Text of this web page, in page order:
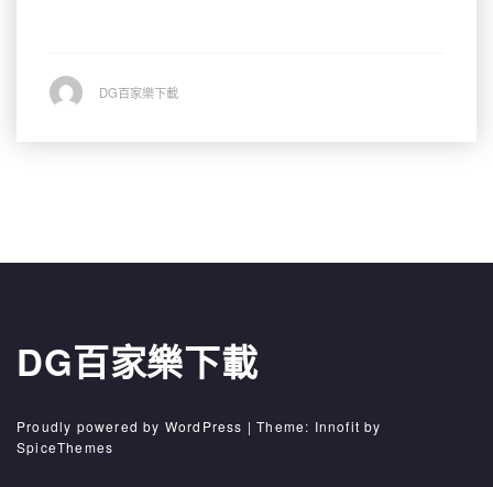
DG百家樂下載
DG百家樂下載
Proudly powered by WordPress | Theme: Innofit by
SpiceThemes